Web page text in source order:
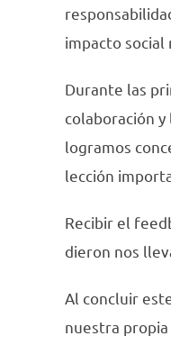
impacto
Durante las
colaboración
logramos
lección
Recibir el
dieron nos
Al concluir
nuestra